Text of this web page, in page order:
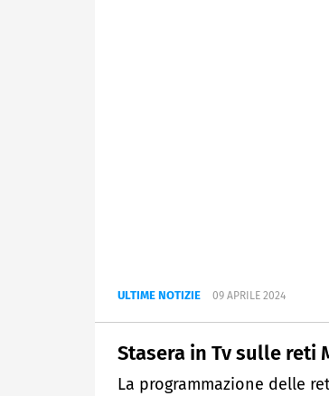
ULTIME NOTIZIE 09 APRILE 2024
Stasera in Tv sulle reti
La programmazione delle